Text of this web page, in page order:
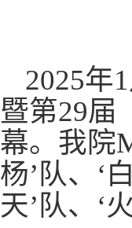
2025年1
暨第29届
幕。我院
杨’ 队、 ‘
天’ 队、 ‘